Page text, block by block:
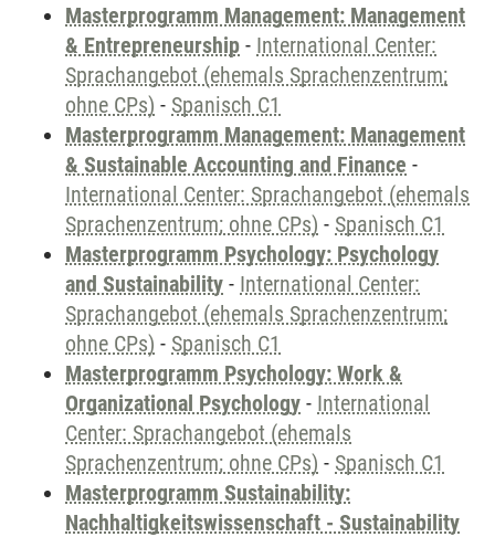
Masterprogramm Management: Management
& Entrepreneurship - International Center:
Sprachangebot (ehemals Sprachenzentrum;
ohne CPs) - Spanisch C1
Masterprogramm Management: Management
& Sustainable Accounting and Finance -
International Center: Sprachangebot (ehemals
Sprachenzentrum; ohne CPs) - Spanisch C1
Masterprogramm Psychology: Psychology
and Sustainability - International Center:
Sprachangebot (ehemals Sprachenzentrum;
ohne CPs) - Spanisch C1
Masterprogramm Psychology: Work &
Organizational Psychology - International
Center: Sprachangebot (ehemals
Sprachenzentrum; ohne CPs) - Spanisch C1
Masterprogramm Sustainability:
Nachhaltigkeitswissenschaft - Sustainability